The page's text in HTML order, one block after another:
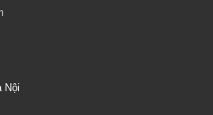
Nội